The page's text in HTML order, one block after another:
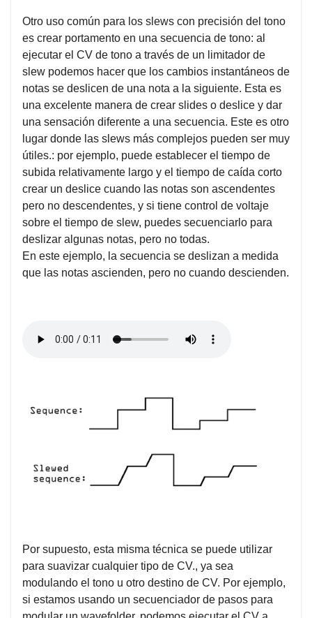
Otro uso común para los slews con precisión del tono
es crear portamento en una secuencia de tono: al
ejecutar el CV de tono a través de un limitador de
slew podemos hacer que los cambios instantáneos de
notas se deslicen de una nota a la siguiente. Esta es
una excelente manera de crear slides o deslice y dar
una sensación diferente a una secuencia. Este es otro
lugar donde las slews más complejos pueden ser muy
útiles.: por ejemplo, puede establecer el tiempo de
subida relativamente largo y el tiempo de caída corto
crear un deslice cuando las notas son ascendentes
pero no descendentes, y si tiene control de voltaje
sobre el tiempo de slew, puedes secuenciarlo para
deslizar algunas notas, pero no todas.
En este ejemplo, la secuencia se deslizan a medida
que las notas ascienden, pero no cuando descienden.
Por supuesto, esta misma técnica se puede utilizar
para suavizar cualquier tipo de CV., ya sea
modulando el tono u otro destino de CV. Por ejemplo,
si estamos usando un secuenciador de pasos para